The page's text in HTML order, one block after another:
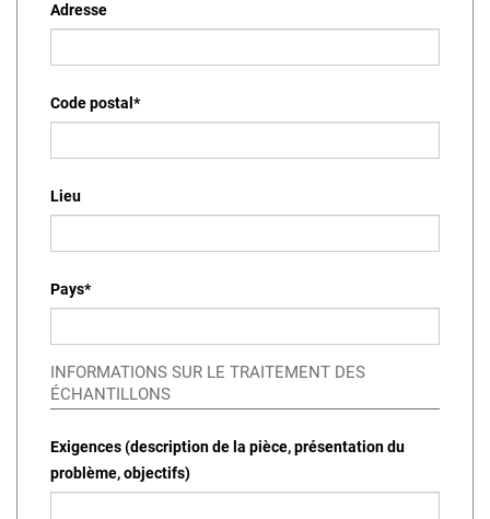
Adresse
Code postal *
Lieu
Pays*
INFORMATIONS SUR LE TRAITEMENT DES
ÉCHANTILLONS
Exigences (description de la pièce, présentation du
problème, objectifs)